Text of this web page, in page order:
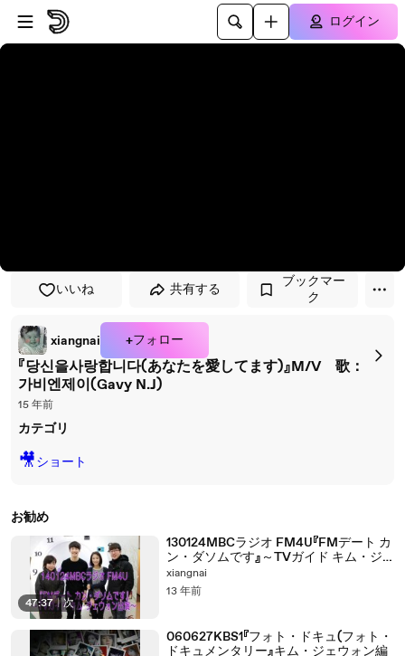
プレイヤーにスキップ
メインコンテンツにスキップ
ログイン
いいね 共有する
ブックマー
ク
xiangnai +フォロー
『당신을사랑합니다(あなたを愛してます)』M/V 歌：
가비엔제이(Gavy N.J)
15 年前
カテゴリ
🎥ショート
お勧め
47:37 | 次
130124MBCラジオ FM4U『FMデート カ
ン・ダソムです』～TVガイド キム・ジ
ェウォン出演～
xiangnai
13 年前
060627KBS1『フォト・ドキュ(フォト・
ドキュメンタリー』キム・ジェウォン編